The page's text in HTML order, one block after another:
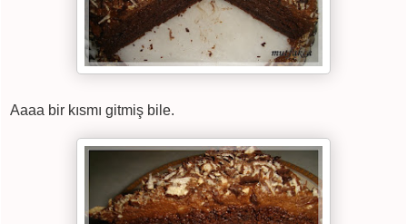
Aaaa bir kısmı gitmiş bile.